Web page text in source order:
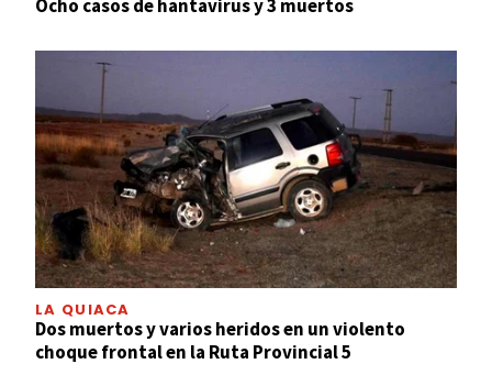
Ocho casos de hantavirus y 3 muertos
LA QUIACA
Dos muertos y varios heridos en un violento
choque frontal en la Ruta Provincial 5